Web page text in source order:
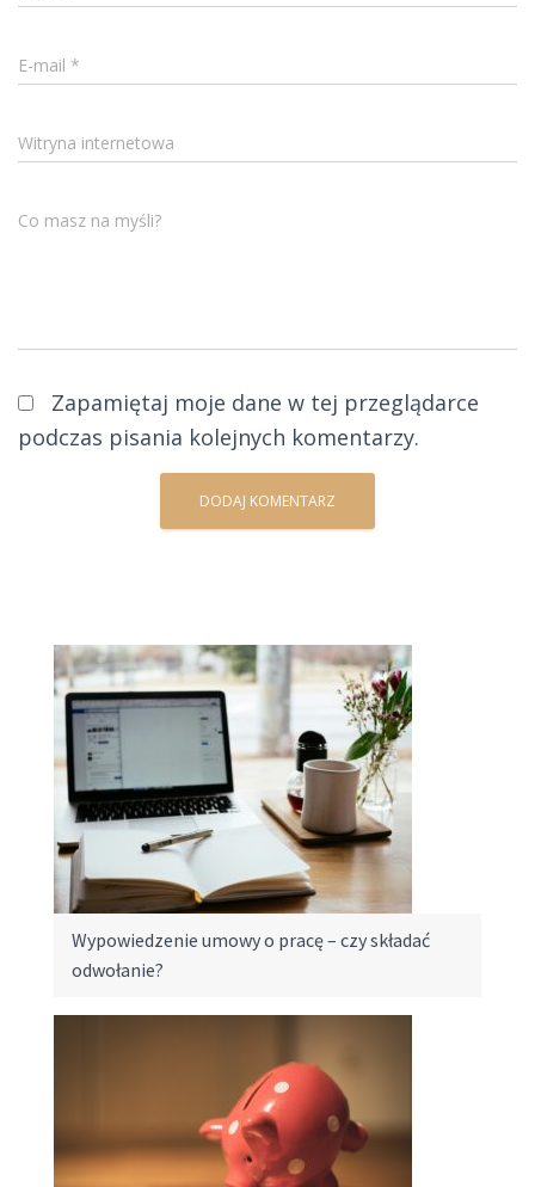
E-mail *
Witryna internetowa
Co masz na myśli?
Zapamiętaj moje dane w tej przeglądarce
podczas pisania kolejnych komentarzy.
Wypowiedzenie umowy o pracę – czy składać
odwołanie?